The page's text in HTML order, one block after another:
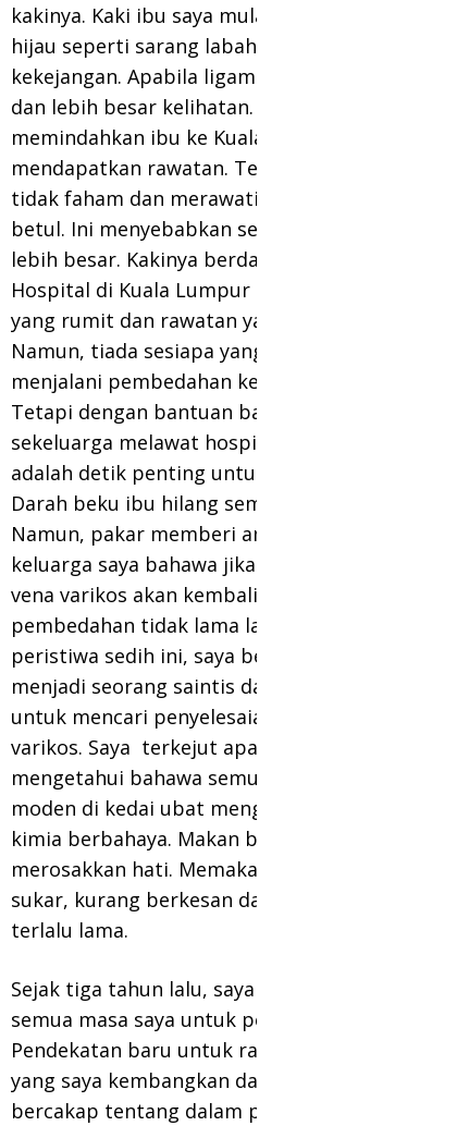
kakinya. Kaki ibu saya mula mempunyai urat
hijau seperti sarang labah-labah dan
kekejangan. Apabila ligamen yang menonjol
dan lebih besar kelihatan. Oleh itu, pakar itu
memindahkan ibu ke Kuala Lumpur untuk
mendapatkan rawatan. Tetapi, doktor itu
tidak faham dan merawatinya secara tidak
betul. Ini menyebabkan selari luka menjadi
lebih besar. Kakinya berdarah dan dijangkiti.
Hospital di Kuala Lumpur membuat diagnosis
yang rumit dan rawatan yang ditetapkan.
Namun, tiada sesiapa yang sudi menerima ibu
menjalani pembedahan kerana risiko tinggi.
Tetapi dengan bantuan badan kebajikan kami
sekeluarga melawat hospital di Johor. Ia
adalah detik penting untuk keluarga saya.
Darah beku ibu hilang semasa dirawat.
Namun, pakar memberi amaran kepada
keluarga saya bahawa jika tidak merawat
vena varikos akan kembali untuk
pembedahan tidak lama lagi. Selepas
peristiwa sedih ini, saya berjanji untuk
menjadi seorang saintis dan mengabdikan diri
untuk mencari penyelesaian untuk vena
varikos. Saya terkejut apabila saya mula
mengetahui bahawa semua ubat dan krim
moden di kedai ubat mengandungi bahan
kimia berbahaya. Makan buah boleh
merosakkan hati. Memakai stokin adalah
sukar, kurang berkesan dan mengambil masa
terlalu lama.
Sejak tiga tahun lalu, saya menghabiskan
semua masa saya untuk penyelidikan ini.
Pendekatan baru untuk rawatan vena varikos
yang saya kembangkan dan semua orang
bercakap tentang dalam penulisan tesis saya.